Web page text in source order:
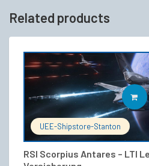
Related products
UEE-Shipstore-Stanton
RSI Scorpius Antares – LTI